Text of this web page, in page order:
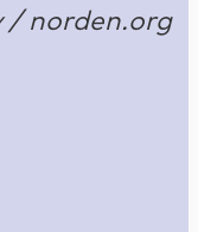
/ norden.org